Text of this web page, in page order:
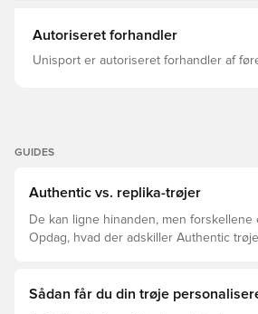
Autoriseret forhandler
Unisport er autoriseret forhandler af
GUIDES
Authentic vs. replika-trøjer
De kan ligne hinanden, men forskellene
Opdag, hvad der adskiller Authentic
Sådan får du din trøje